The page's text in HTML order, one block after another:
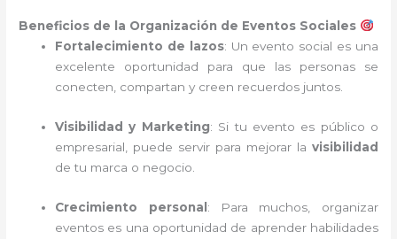
Beneficios de la Organización de Eventos Sociales
Fortalecimiento de lazos: Un evento social es una
excelente oportunidad para que las personas se
conecten, compartan y creen recuerdos juntos.
Visibilidad y Marketing: Si tu evento es público o
empresarial, puede servir para mejorar la visibilidad
de tu marca o negocio.
Crecimiento personal : Para muchos, organizar
eventos es una oportunidad de aprender habilidades